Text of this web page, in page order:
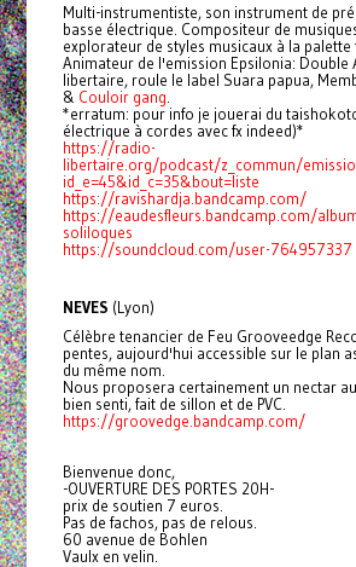
Multi-instrumentiste, son instrument de
basse électrique. Compositeur de
explorateur de styles musicaux à la palette
Animateur de l'emission Epsilonia: Double
libertaire, roule le label Suara papua,
& Couloir gang
*erratum: pour info je jouerai du
électrique à cordes avec fx indeed)*
https://radio-
libertaire.org/podcast/z_commun/
id_e=45&id_c=35&bout=liste
https://ravishardja.bandcamp.com/
https://eaudesfleurs.bandcamp.com/
soliloques
https://soundcloud.com/user-764957337
NEVES (Lyon)
Célèbre tenancier de Feu Grooveedge
pentes, aujourd'hui accessible sur le plan
du même nom.
Nous proposera certainement un nectar
bien senti, fait de sillon et de PVC.
https://groovedge.bandcamp.com/
Bienvenue donc,
-OUVERTURE DES PORTES 20H-
prix de soutien 7 euros.
Pas de fachos, pas de relous.
60 avenue de Bohlen
Vaulx en velin.